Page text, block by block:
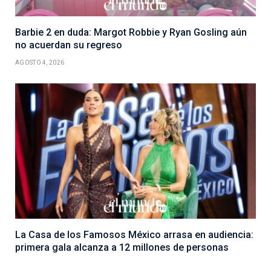
Barbie 2 en duda: Margot Robbie y Ryan Gosling aún
no acuerdan su regreso
AGOSTO 4, 2026
La Casa de los Famosos México arrasa en audiencia:
primera gala alcanza a 12 millones de personas